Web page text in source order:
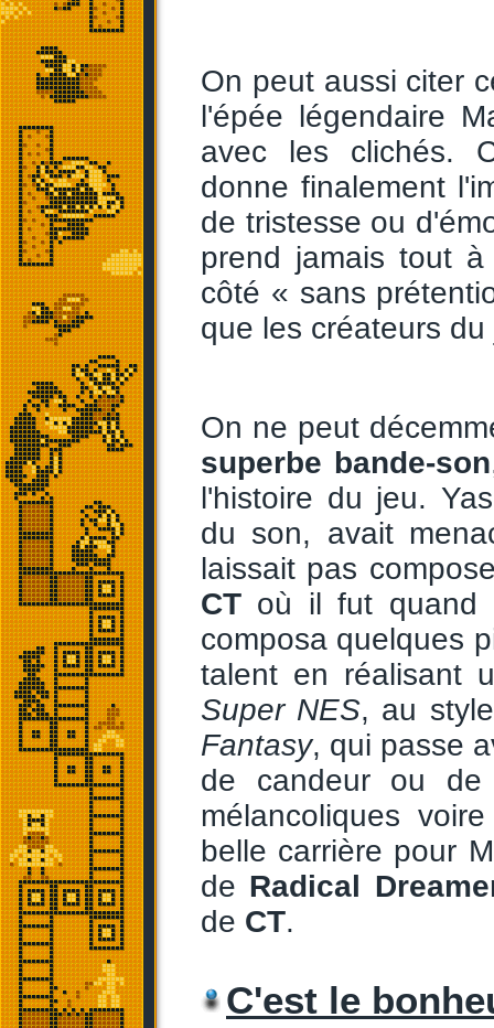
On peut aussi citer
l'épée légendaire
avec les clichés.
donne finalement
de tristesse ou
prend jamais tout
côté « sans
que les créateurs
On ne peut
superbe bande-son
l'histoire du jeu.
du son, avait
laissait pas
CT où il fut quand
composa quelques
talent en réalisant
Super NES, au
Fantasy, qui passe
de candeur ou de
mélancoliques
belle carrière pour
de Radical
de CT.
C'est le